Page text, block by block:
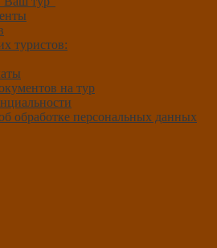
туристов:
на тур
обработке персональных данных